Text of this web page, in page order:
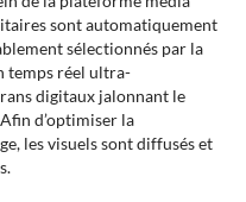
sont automatiquement
sélectionnés par la
temps réel ultra-
digitaux jalonnant le
d’optimiser la
les visuels sont diffusés et